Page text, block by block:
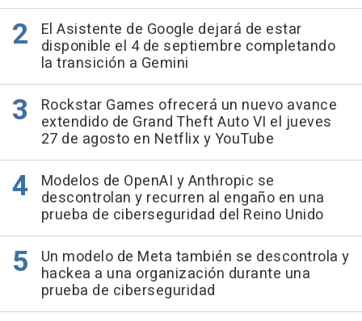
El Asistente de Google dejará de estar
disponible el 4 de septiembre completando
la transición a Gemini
Rockstar Games ofrecerá un nuevo avance
extendido de Grand Theft Auto VI el jueves
27 de agosto en Netflix y YouTube
Modelos de OpenAI y Anthropic se
descontrolan y recurren al engaño en una
prueba de ciberseguridad del Reino Unido
Un modelo de Meta también se descontrola y
hackea a una organización durante una
prueba de ciberseguridad